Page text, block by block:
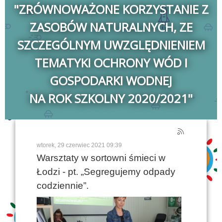
"ZRÓWNOWAŻONE KORZYSTANIE Z
ZASOBÓW NATURALNYCH, ZE
SZCZEGÓLNYM UWZGLĘDNIENIEM
TEMATYKI OCHRONY WÓD I
GOSPODARKI WODNEJ
NA ROK SZKOLNY 2020/2021"
wtorek, 29 czerwiec 2021 09:39
Warsztaty w sortowni śmieci w
Łodzi - pt. „Segregujemy odpady
codziennie”.